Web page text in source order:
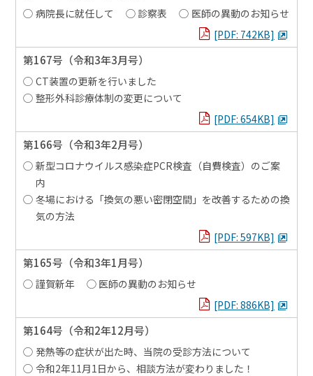
病院長に就任して 診察表 医師の異動のお知らせ
PDFを見る
[PDF: 742KB]
第167号 （令和3年3月号）
CT装置の更新を行いました
整形外科診療体制の変更について
PDFを見る
[PDF: 654KB]
第166号 （令和3年2月号）
新型コロナウイルス感染症PCR検査（自費検査）のご案
内
冬場における「換気の悪い密閉空間」を改善するための換
気の方法
PDFを見る
[PDF: 597KB]
第165号 （令和3年1月号）
謹賀新年 医師の異動のお知らせ
PDFを見る
[PDF: 886KB]
第164号 （令和2年12月号）
発熱等の症状が出た時、当院の受診方法について
令和2年11月1日から、相談方法が変わりました！